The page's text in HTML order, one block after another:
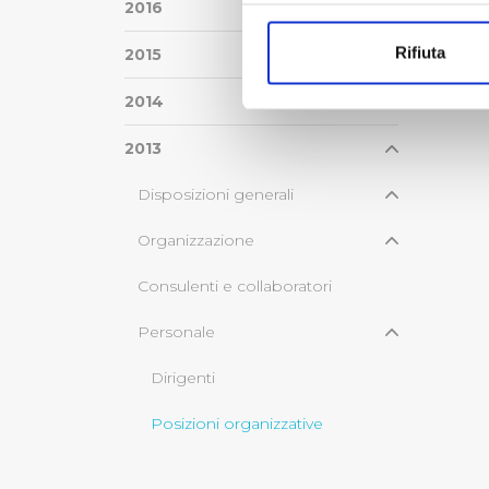
Identificare il tuo
digitali).
modificare o ritirare il tuo
Utilizziamo dei cookie
consensi dallo stesso
pubblicità e social media,
Rifiuta
2016
2015
2014
2013
Disposizioni generali
Organizzazione
Consulenti e collaboratori
Personale
Dirigenti
Posizioni organizzative